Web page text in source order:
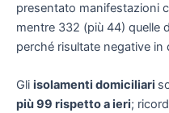
presentato manifestazioni
mentre 332 (più 44) quelle
perché risultate negative
Gli isolamenti domiciliari
più 99 rispetto a ieri;